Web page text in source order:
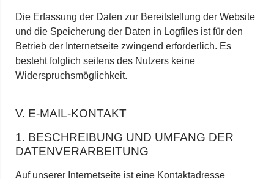
Die Erfassung der Daten zur Bereitstellung der Website
und die Speicherung der Daten in Logfiles ist für den
Betrieb der Internetseite zwingend erforderlich. Es
besteht folglich seitens des Nutzers keine
Widerspruchsmöglichkeit.
V. E-MAIL-KONTAKT
1. BESCHREIBUNG UND UMFANG DER
DATENVERARBEITUNG
Auf unserer Internetseite ist eine Kontaktadresse